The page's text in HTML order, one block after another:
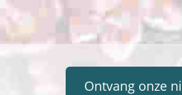
Ontvang onze